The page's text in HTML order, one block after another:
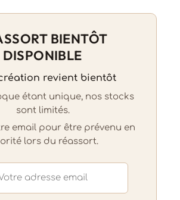
BIENTÔT
DISPONIBLE
revient bientôt
étant unique, nos stocks
sont limités.
email pour être prévenu en
lors du réassort.